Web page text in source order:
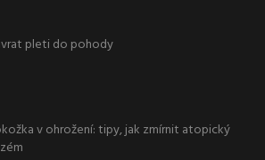
pleti do pohody
v ohrožení: tipy, jak zmírnit atopický